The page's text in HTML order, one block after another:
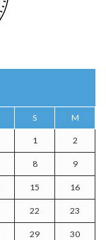
S M
1 2
8 9
15 16
22 23
29 30